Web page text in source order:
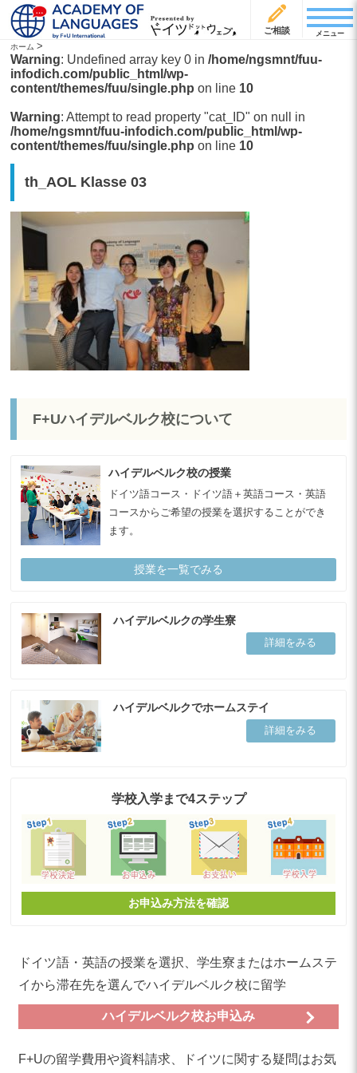
ご相談 メニュー
ホーム >
Warning: Undefined array key 0 in/home/ngsmnt/fuu-
infodich.com/public_html/wp-
content/themes/fuu/single.php on line 10
Warning: Attempt to read property "cat_ID" on null in
/home/ngsmnt/fuu-infodich.com/public_html/wp-
content/themes/fuu/single.php on line 10
th_AOL Klasse 03
F+Uハイデルベルク校について
ハイデルベルク校の授業
ドイツ語コース・ドイツ語＋英語コース・英語
コースからご希望の授業を選択することができ
ます。
授業を一覧でみる
ハイデルベルクの学生寮
詳細をみる
ハイデルベルクでホームステイ
詳細をみる
学校入学まで4ステップ
お申込み方法を確認
ドイツ語・英語の授業を選択、学生寮またはホームステ
イから滞在先を選んでハイデルベルク校に留学
ハイデルベルク校お申込み
F+Uの留学費用や資料請求、ドイツに関する疑問はお気